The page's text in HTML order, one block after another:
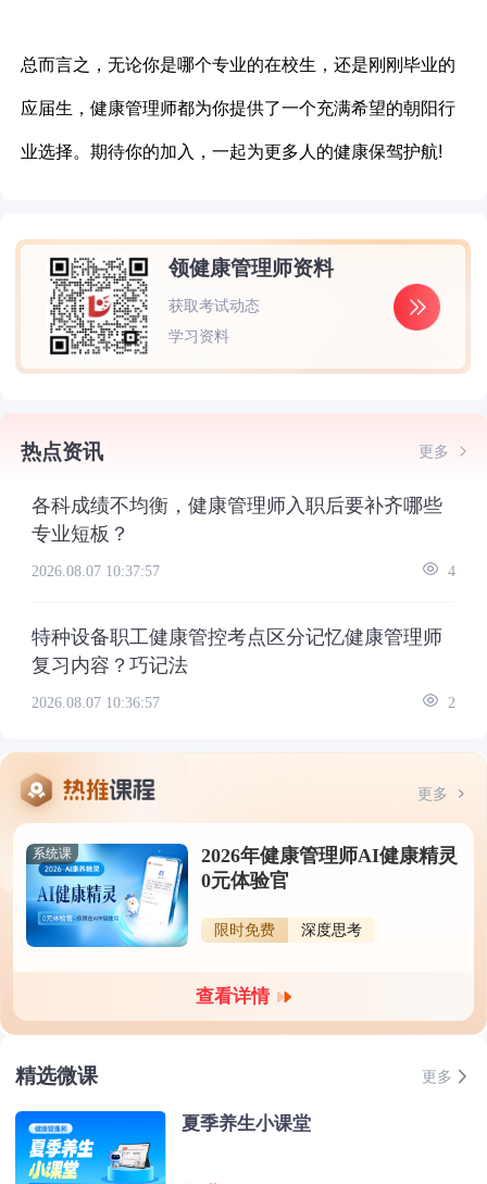
总而言之，无论你是哪个专业的在校生，还是刚刚毕业的
应届生，健康管理师都为你提供了一个充满希望的朝阳行
业选择。期待你的加入，一起为更多人的健康保驾护航!
领健康管理师资料
获取考试动态
学习资料
热点资讯 更多
各科成绩不均衡，健康管理师入职后要补齐哪些
专业短板？
2026.08.07 10:37:57 4
特种设备职工健康管控考点区分记忆健康管理师
复习内容？巧记法
2026.08.07 10:36:57 2
更多
系统课
2026年健康管理师AI健康精灵
0元体验官
限时免费 深度思考
查看详情
精选微课 更多
夏季养生小课堂